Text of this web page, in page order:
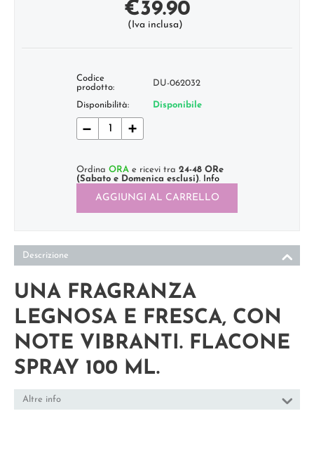
€39.90
(Iva inclusa)
Codice
prodotto:
DU-062032
Disponibilità: Disponibile
+
−
Ordina ORA e ricevi tra 24-48 ORe
(Sabato e Domenica esclusi). Info
AGGIUNGI AL CARRELLO
Descrizione
UNA FRAGRANZA
LEGNOSA E FRESCA, CON
NOTE VIBRANTI. FLACONE
SPRAY 100 ML.
Altre info